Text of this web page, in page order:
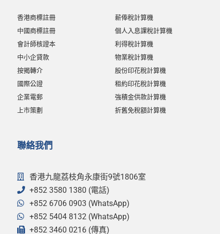
香港商標註冊
中國商標註冊
會計師核證本
中小企貸款
按揭轉介
國際公證
企業電郵
上市策劃
薪俸稅計算機
個人入息課稅計算機
利得稅計算機
物業稅計算機
股份印花稅計算機
租約印花稅計算機
強積金供款計算機
折舊免稅額計算機
聯絡我們
香港九龍荔枝角永康街9號1806室
+852 3580 1380 (電話)
+852 6706 0903 (WhatsApp)
+852 5404 8132 (WhatsApp)
+852 3460 0216 (傳真)